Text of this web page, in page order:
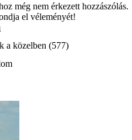
még nem érkezett hozzászólás.
el véleményét!
a közelben (577)